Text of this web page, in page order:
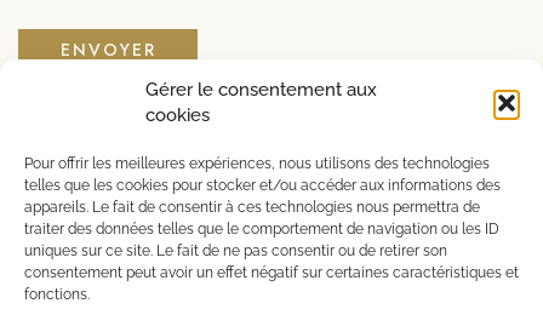
Gérer le consentement aux
cookies
Pour offrir les meilleures expériences, nous utilisons des technologies
telles que les cookies pour stocker et/ou accéder aux informations des
appareils. Le fait de consentir à ces technologies nous permettra de
traiter des données telles que le comportement de navigation ou les ID
uniques sur ce site. Le fait de ne pas consentir ou de retirer son
consentement peut avoir un effet négatif sur certaines caractéristiques et
fonctions.
L’abus d’alcool est dangereux pour la santé, à
consommer avec modération
Copyright © 2025 – Créé par